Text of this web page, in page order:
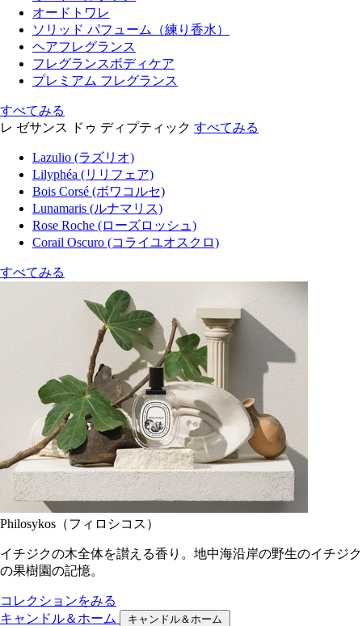
オードトワレ
ソリッド パフューム（練り香水）
ヘアフレグランス
フレグランスボディケア
プレミアム フレグランス
すべてみる
レ ゼサンス ドゥ ディプティック すべてみる
Lazulio (ラズリオ)
Lilyphéa (リリフェア)
Bois Corsé (ボワコルセ)
Lunamaris (ルナマリス)
Rose Roche (ローズロッシュ)
Corail Oscuro (コライユオスクロ)
すべてみる
Philosykos（フィロシコス）
イチジクの木全体を讃える香り。地中海沿岸の野生のイチジク
の果樹園の記憶。
コレクションをみる
キャンドル＆ホーム
キャンドル＆ホーム